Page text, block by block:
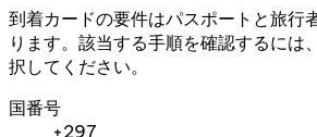
到着カードの要件はパスポートと旅行
ります。該当する手順を確認するには
択してください。
国番号
+297